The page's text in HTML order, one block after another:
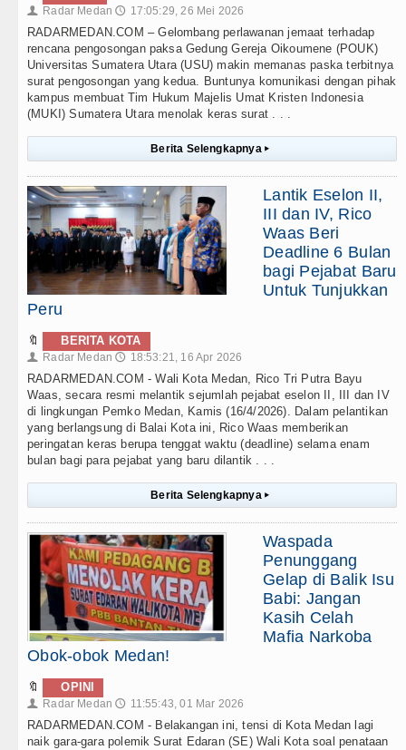
👤 Radar Medan 🕔 17:05:29, 26 Mei 2026
RADARMEDAN.COM – Gelombang perlawanan jemaat terhadap
rencana pengosongan paksa Gedung Gereja Oikoumene (POUK)
Universitas Sumatera Utara (USU) makin memanas paska terbitnya
surat pengosongan yang kedua. Buntunya komunikasi dengan pihak
kampus membuat Tim Hukum Majelis Umat Kristen Indonesia
(MUKI) Sumatera Utara menolak keras surat . . .
Berita Selengkapnya ▸
Lantik Eselon II,
III dan IV, Rico
Waas Beri
Deadline 6 Bulan
bagi Pejabat Baru
Untuk Tunjukkan
Peru
🔖 BERITA KOTA
👤 Radar Medan 🕔 18:53:21, 16 Apr 2026
RADARMEDAN.COM - Wali Kota Medan, Rico Tri Putra Bayu
Waas, secara resmi melantik sejumlah pejabat eselon II, III dan IV
di lingkungan Pemko Medan, Kamis (16/4/2026). Dalam pelantikan
yang berlangsung di Balai Kota ini, Rico Waas memberikan
peringatan keras berupa tenggat waktu (deadline) selama enam
bulan bagi para pejabat yang baru dilantik . . .
Berita Selengkapnya ▸
Waspada
Penunggang
Gelap di Balik Isu
Babi: Jangan
Kasih Celah
Mafia Narkoba
Obok-obok Medan!
🔖 OPINI
👤 Radar Medan 🕔 11:55:43, 01 Mar 2026
RADARMEDAN.COM - Belakangan ini, tensi di Kota Medan lagi
naik gara-gara polemik Surat Edaran (SE) Wali Kota soal penataan